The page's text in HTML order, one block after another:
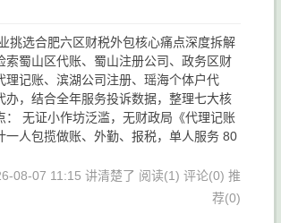
挑选合肥六区财税外包核心痛点深度拆解
索蜀山区代账、蜀山注册公司、政务区财
理记账、滨湖公司注册、瑶海个体户代
办，结合全年服务投诉数据，整理七大核
： 无证小作坊泛滥，无财政局《代理记账
一人包揽做账、外勤、报税，单人服务 80
08-07 11:15 讲清楚了 阅读(1) 评论(0) 推
荐(0)